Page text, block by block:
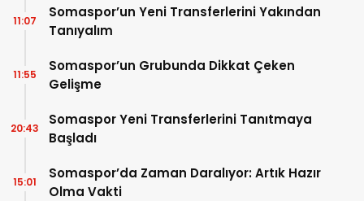
Somaspor’un Yeni Transferlerini Yakından
Tanıyalım
11:07
Somaspor’un Grubunda Dikkat Çeken
Gelişme
11:55
Somaspor Yeni Transferlerini Tanıtmaya
Başladı
20:43
Somaspor’da Zaman Daralıyor: Artık Hazır
Olma Vakti
15:01